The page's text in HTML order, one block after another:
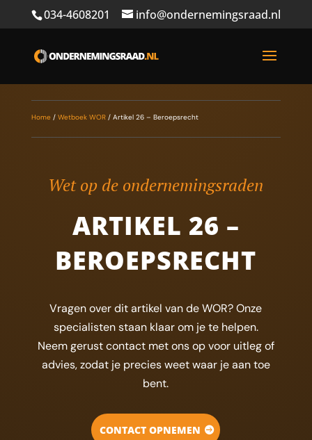
034-4608201 info@ondernemingsraad.nl
Home/ Wetboek WOR/ Artikel 26 – Beroepsrecht
Wet op de ondernemingsraden
ARTIKEL 26 –
BEROEPSRECHT
Vragen over dit artikel van de WOR? Onze
specialisten staan klaar om je te helpen.
Neem gerust contact met ons op voor uitleg of
advies, zodat je precies weet waar je aan toe
bent.
CONTACT OPNEMEN